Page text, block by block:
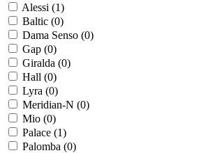
Alessi (1)
Baltic (0)
Dama Senso (0)
Gap (0)
Giralda (0)
Hall (0)
Lyra (0)
Meridian-N (0)
Mio (0)
Palace (1)
Palomba (0)